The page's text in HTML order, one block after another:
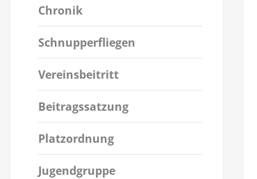
Chronik
Schnupperfliegen
Vereinsbeitritt
Beitragssatzung
Platzordnung
Jugendgruppe